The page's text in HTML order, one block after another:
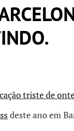
triste de
deste ano em